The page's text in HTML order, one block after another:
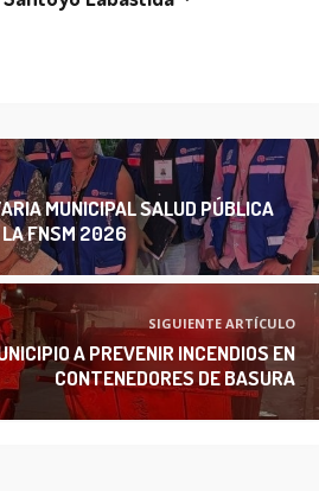
MUNICIPAL SALUD PÚBLICA
LA FNSM 2026
SIGUIENTE ARTÍCULO
A PREVENIR INCENDIOS EN
CONTENEDORES DE BASURA